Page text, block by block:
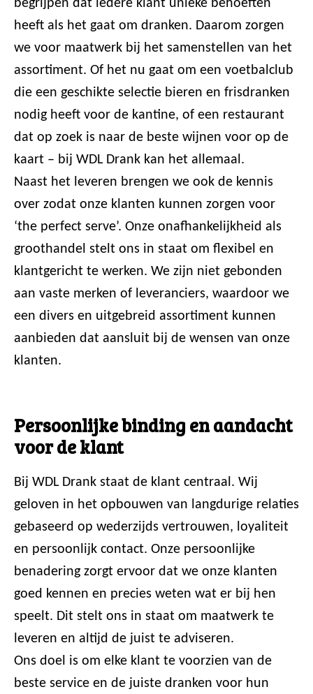
begrijpen dat iedere klant unieke behoeften
heeft als het gaat om dranken. Daarom zorgen
we voor maatwerk bij het samenstellen van het
assortiment. Of het nu gaat om een voetbalclub
die een geschikte selectie bieren en frisdranken
nodig heeft voor de kantine, of een restaurant
dat op zoek is naar de beste wijnen voor op de
kaart – bij WDL Drank kan het allemaal.
Naast het leveren brengen we ook de kennis
over zodat onze klanten kunnen zorgen voor
‘the perfect serve’. Onze onafhankelijkheid als
groothandel stelt ons in staat om flexibel en
klantgericht te werken. We zijn niet gebonden
aan vaste merken of leveranciers, waardoor we
een divers en uitgebreid assortiment kunnen
aanbieden dat aansluit bij de wensen van onze
klanten.
Persoonlijke binding en aandacht
voor de klant
Bij WDL Drank staat de klant centraal. Wij
geloven in het opbouwen van langdurige relaties
gebaseerd op wederzijds vertrouwen, loyaliteit
en persoonlijk contact. Onze persoonlijke
benadering zorgt ervoor dat we onze klanten
goed kennen en precies weten wat er bij hen
speelt. Dit stelt ons in staat om maatwerk te
leveren en altijd de juist te adviseren.
Ons doel is om elke klant te voorzien van de
beste service en de juiste dranken voor hun